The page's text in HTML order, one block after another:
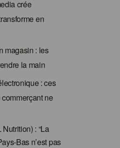
crée
en
magasin : les
la main
: ces
ne
: “La
Bas n’est pas